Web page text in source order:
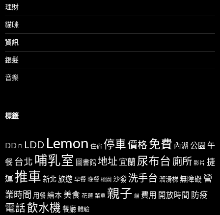
理財
貓咪
資訊
銀髮
音樂
標籤
DD FI LDD Lemon 住宿 停車價格 免費 內湖 公園 午
餐 台北 哺乳室 圖書館地址宜蘭尿布台 廁所 影片 捷
運推車 新北旅遊 早餐 晚餐 桃園 沙發 洗手台 溜滑梯無障礙 營
業時間 用餐繪本 美食 花蓮 菜單 親子 貓 費用 開放時間 防疫
電話飲水機 餐廳 體驗